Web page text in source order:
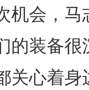
会，马志
的装备
关心着